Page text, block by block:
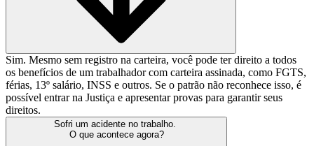
Sim. Mesmo sem registro na carteira, você pode ter direito a todos
os benefícios de um trabalhador com carteira assinada, como FGTS,
férias, 13º salário, INSS e outros. Se o patrão não reconhece isso, é
possível entrar na Justiça e apresentar provas para garantir seus
direitos.
Sofri um acidente no trabalho.
O que acontece agora?